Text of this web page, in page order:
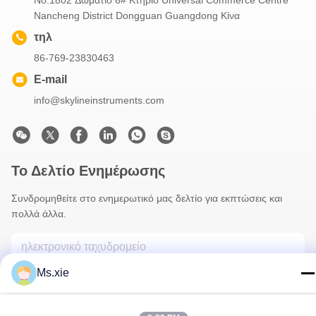
Nancheng District Dongguan Guangdong Κίνα
τηλ
86-769-23830463
E-mail
info@skylineinstruments.com
Το Δελτίο Ενημέρωσης
Συνδρομηθείτε στο ενημερωτικό μας δελτίο για εκπτώσεις και
πολλά άλλα.
Ms.xie